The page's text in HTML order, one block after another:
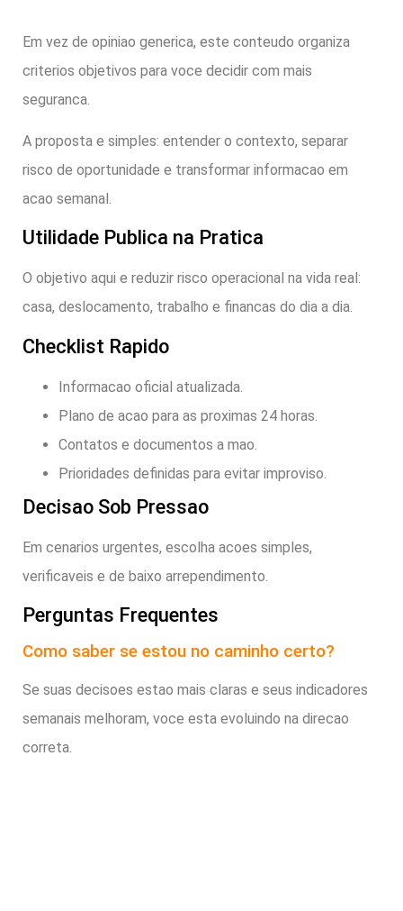
Em vez de opiniao generica, este conteudo organiza
criterios objetivos para voce decidir com mais
seguranca.
A proposta e simples: entender o contexto, separar
risco de oportunidade e transformar informacao em
acao semanal.
Utilidade Publica na Pratica
O objetivo aqui e reduzir risco operacional na vida real:
casa, deslocamento, trabalho e financas do dia a dia.
Checklist Rapido
Informacao oficial atualizada.
Plano de acao para as proximas 24 horas.
Contatos e documentos a mao.
Prioridades definidas para evitar improviso.
Decisao Sob Pressao
Em cenarios urgentes, escolha acoes simples,
verificaveis e de baixo arrependimento.
Perguntas Frequentes
Como saber se estou no caminho certo?
Se suas decisoes estao mais claras e seus indicadores
semanais melhoram, voce esta evoluindo na direcao
correta.